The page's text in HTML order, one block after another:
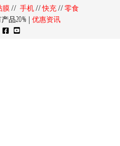
膜// 手机//快充//零食
品20% | 优惠资讯